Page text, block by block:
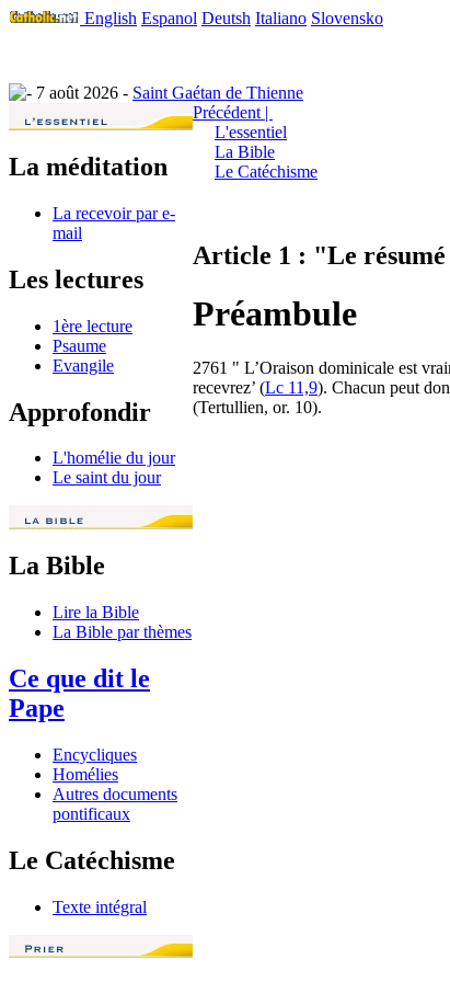
English Espanol Deutsh Italiano Slovensko
7 août 2026 - Saint Gaétan de Thienne
La méditation
La recevoir par e-
mail
Les lectures
1ère lecture
Psaume
Evangile
Approfondir
L'homélie du jour
Le saint du jour
La Bible
Lire la Bible
La Bible par thèmes
Ce que dit le
Pape
Encycliques
Homélies
Autres documents
pontificaux
Le Catéchisme
Texte intégral
Précédent |
L'essentiel
La Bible
Le Catéchisme
Article 1 : "Le
Préambule
2761 " L’Oraison dominicale est
recevrez’ (Lc 11,9). Chacun peut
(Tertullien, or. 10).